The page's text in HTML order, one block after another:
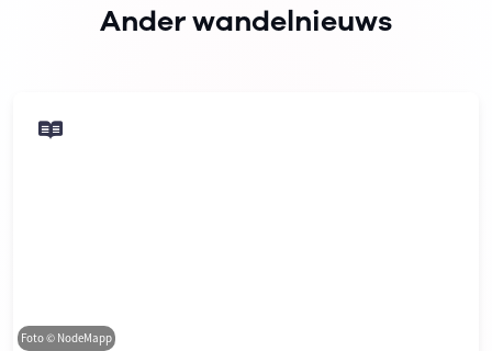
Ander wandelnieuws
Foto © NodeMapp